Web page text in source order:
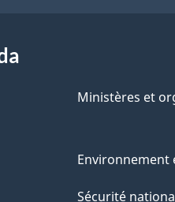
Ministères et
Environnement
Sécurité